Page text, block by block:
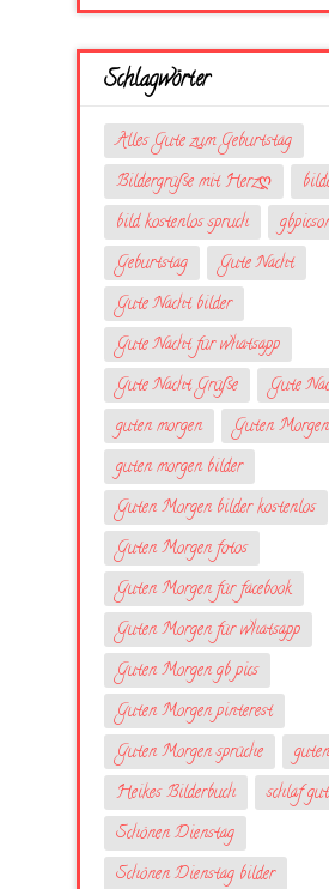
Schlagwörter
Alles Gute zum Geburtstag
Bildergrüße mit Herzღ
bild kostenlos spruch
Geburtstag
Gute Nacht
Gute Nacht bilder
Gute Nacht für whatsapp
Gute Nacht Grüße
Gute
guten morgen
Guten
guten morgen bilder
Guten Morgen bilder kostenlos
Guten Morgen fotos
Guten Morgen für facebook
Guten Morgen für whatsapp
Guten Morgen gb pics
Guten Morgen pinterest
Guten Morgen sprüche
Heikes Bilderbuch
schlaf gut
Schönen Dienstag
Schönen Dienstag bilder